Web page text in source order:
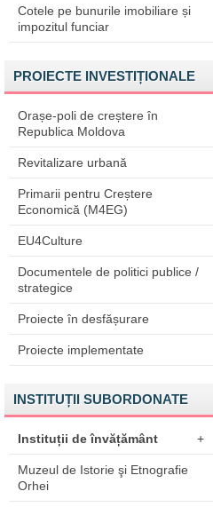
Cotele pe bunurile imobiliare și
impozitul funciar
PROIECTE INVESTIȚIONALE
Orașe-poli de creștere în
Republica Moldova
Revitalizare urbană
Primarii pentru Creștere
Economică (M4EG)
EU4Culture
Documentele de politici publice /
strategice
Proiecte în desfășurare
Proiecte implementate
INSTITUȚII SUBORDONATE
Instituții de învățământ +
Muzeul de Istorie şi Etnografie
Orhei